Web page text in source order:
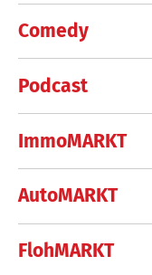
Comedy
Podcast
ImmoMARKT
AutoMARKT
FlohMARKT